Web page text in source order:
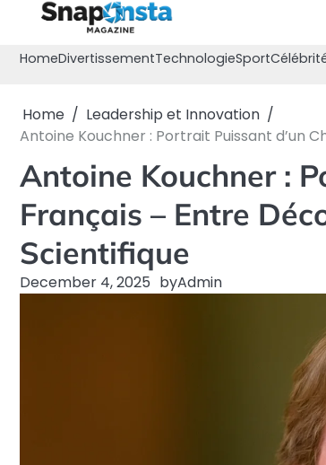
content
HomeDivertissementTechnologieSport
Home
Leadership et Innovation
Antoine Kouchner : Portrait Puissant d’un
Antoine Kouchner :
Français – Entre
Scientifique
December 4, 2025 byAdmin